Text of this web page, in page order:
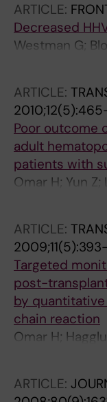
ARTICLE:
Decreased
Westman G;
ARTICLE:
Poor outcome
adult
patients with
Omar H; Yun
Bercoff L;
ARTICLE:
Targeted
post-
by
chain reaction
Omar H;
LeBlanc K;
Ljungman P
ARTICLE: